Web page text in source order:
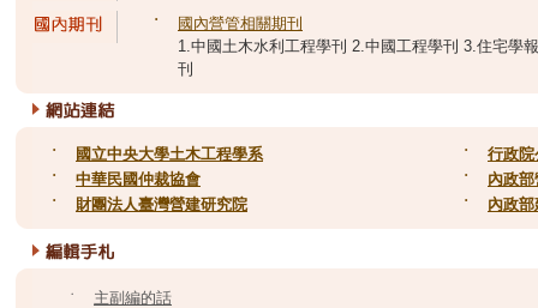
˙
國內營管相關期刊
1.中國土木水利工程學刊 2.中國工程學刊 3.住宅學
刊
˙ 國立中央大學土木工程學系 ˙
行政院
˙
中華民國仲裁協會 ˙
內政
˙
財團法人臺灣營建研究院 ˙ 內政
˙ 主副編的話